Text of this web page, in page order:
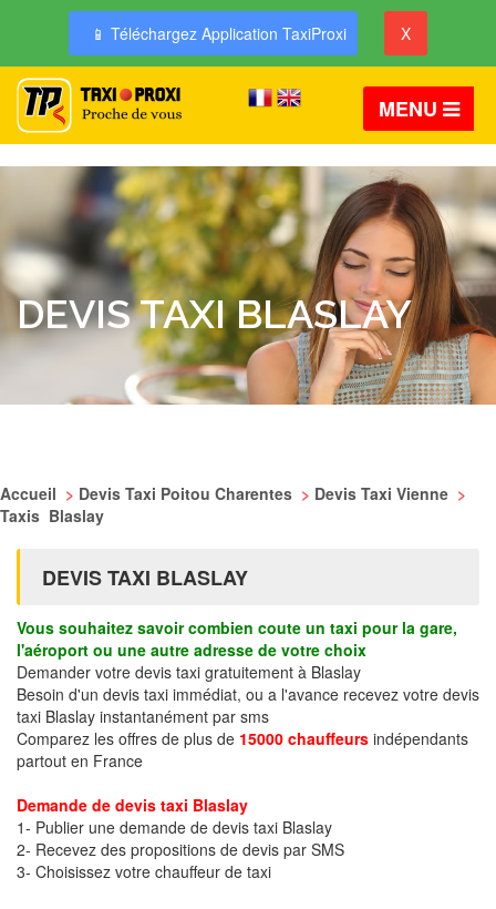
📱 Téléchargez Application TaxiProxi X
MENU
DEVIS TAXI BLASLAY
Accueil > Devis Taxi Poitou Charentes > Devis Taxi Vienne >
Taxis Blaslay
DEVIS TAXI BLASLAY
Vous souhaitez savoir combien coute un taxi pour la gare,
l'aéroport ou une autre adresse de votre choix
Demander votre devis taxi gratuitement à Blaslay
Besoin d'un devis taxi immédiat, ou a l'avance recevez votre devis
taxi Blaslay instantanément par sms
Comparez les offres de plus de 15000 chauffeurs indépendants
partout en France
Demande de devis taxi Blaslay
1- Publier une demande de devis taxi Blaslay
2- Recevez des propositions de devis par SMS
3- Choisissez votre chauffeur de taxi